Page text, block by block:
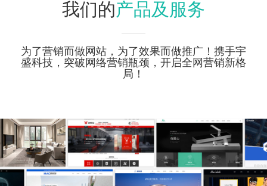
我们的产品及服务
为了营销而做网站，为了效果而做推广！携手宇
盛科技，突破网络营销瓶颈，开启全网营销新格
局！